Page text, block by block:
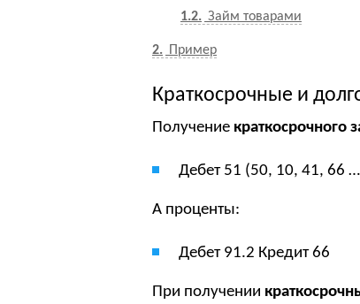
1.2
Займ товарами
2 Пример
Краткосрочные и
Получение краткосрочного
Дебет 51 (50, 10, 41, 66
А проценты:
Дебет 91.2 Кредит 66
При получении